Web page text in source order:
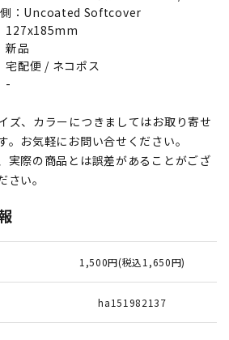
側：Uncoated Softcover
127x185mm
新品
宅配便 / ネコポス
-
ズ、カラーにつきましてはお取り寄せ
。お気軽にお問い合せください。
実際の商品とは誤差があることがござ
い。
1,500円(税込1,650円)
ha151982137